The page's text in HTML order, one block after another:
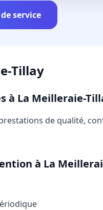
service
Tillay
à La Meilleraie-
de qualité,
à La